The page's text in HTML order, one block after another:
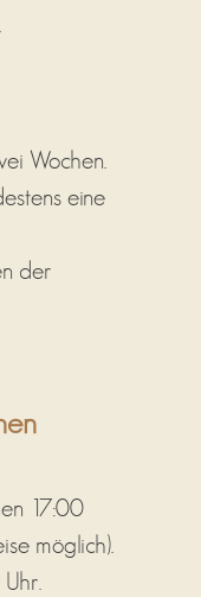
Wochen.
eine
der
17:00
möglich).